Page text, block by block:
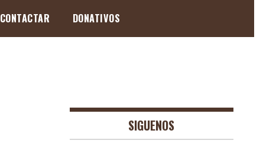
CONTACTAR DONATIVOS
SIGUENOS